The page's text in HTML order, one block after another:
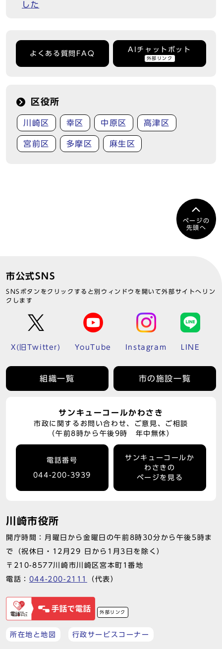
した
よくある質問FAQ
AIチャットボット
外部リンク
区役所
川崎区 幸区 中原区 高津区
宮前区 多摩区 麻生区
ページの
先頭へ
市公式SNS
SNSボタンをクリックすると別ウィンドウを開いて外部サイトへリン
クします
X(旧Twitter) YouTube Instagram LINE
組織一覧 市の施設一覧
サンキューコールかわさき
市政に関するお問い合わせ、ご意見、ご相談
（午前8時から午後9時 年中無休）
電話番号
044-200-3939
サンキューコールか
わさきの
ページを見る
川崎市役所
開庁時間：月曜日から金曜日の午前8時30分から午後5時ま
で（祝休日・12月29 日から1月3日を除く）
〒210-8577川崎市川崎区宮本町1番地
電話： 044-200-2111 （代表）
外部リンク
所在地と地図 行政サービスコーナー